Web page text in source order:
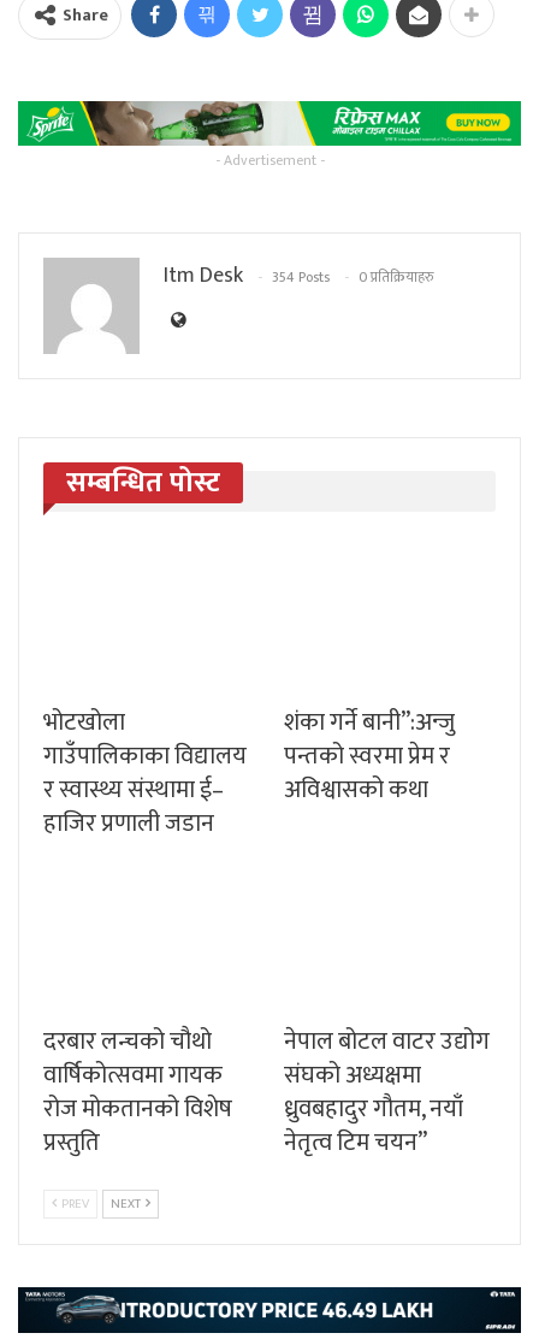
Share
- Advertisement -
Itm Desk 354 Posts 0 प्रतिक्रियाहरु
सम्बन्धित पोस्ट
भोटखोला
गाउँपालिकाका विद्यालय
र स्वास्थ्य संस्थामा ई–
हाजिर प्रणाली जडान
शंका गर्ने बानी”:अन्जु
पन्तको स्वरमा प्रेम र
अविश्वासको कथा
दरबार लन्चको चौथो
वार्षिकोत्सवमा गायक
रोज मोकतानको विशेष
प्रस्तुति
नेपाल बोटल वाटर उद्योग
संघको अध्यक्षमा
ध्रुवबहादुर गौतम, नयाँ
नेतृत्व टिम चयन”
PREV NEXT